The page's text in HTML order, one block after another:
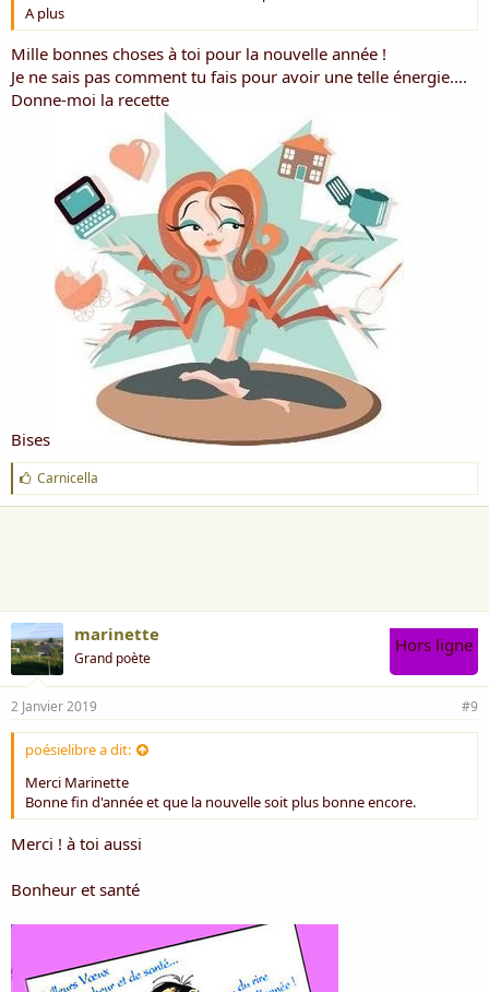
A plus
Mille bonnes choses à toi pour la nouvelle année !
Je ne sais pas comment tu fais pour avoir une telle énergie....
Donne-moi la recette
Bises
J
'
a
Carnicella
marinette
Grand poète
Hors ligne
2 Janvier 2019 #9
poésielibre a dit:
Merci Marinette
Bonne fin d'année et que la nouvelle soit plus bonne encore.
Merci ! à toi aussi
Bonheur et santé